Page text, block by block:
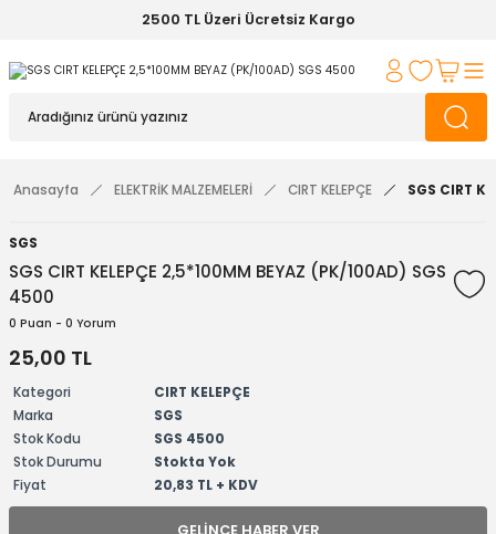
2500 TL Üzeri Ücretsiz Kargo
Anasayfa ELEKTRİK MALZEMELERİ CIRT KELEPÇE SGS CIRT
SGS
SGS CIRT KELEPÇE 2,5*100MM BEYAZ (PK/100AD) SGS
4500
0 Puan - 0 Yorum
25,00 TL
Kategori
CIRT KELEPÇE
Marka
SGS
Stok Kodu
SGS 4500
Stok Durumu
Stokta Yok
Fiyat
20,83 TL + KDV
GELINCE HABER VER